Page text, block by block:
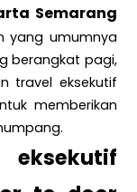
Semarang
yang umumnya
berangkat pagi,
travel eksekutif
memberikan